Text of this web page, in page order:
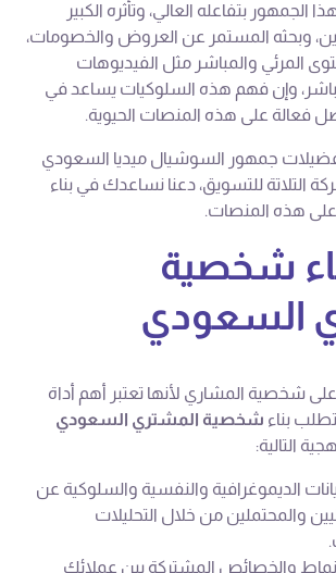
الجمهور بتفاعله العالي، وتأثره الكبير
وبحثه المستمر عن العروض والخصومات،
المرئي والمباشر مثل الفيديوهات
وإن فهم هذه السلوكيات يساعد في
فعالة على هذه المنصات الحيوية.
جمهور السوشيال ميديا السعودي
التلاتة للتسويق، دعنا نساعدك في بناء
هذه المنصات.
شخصية
السعودي
شخصية المشاري لأنها تعتبر أهم أداة
بناء شخصية المشتري السعودي
التالية:
الديموغرافية والنفسية والسلوكية عن
والمحتملين من خلال التحليلات
والخصائص المشتركة بين عملائك